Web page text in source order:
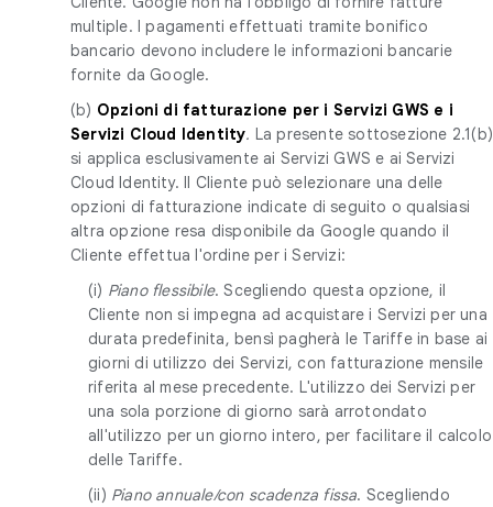
multiple. I pagamenti effettuati tramite bonifico
bancario devono includere le informazioni bancarie
fornite da Google.
(b) Opzioni di fatturazione per i Servizi GWS e i
Servizi Cloud Identity. La presente sottosezione 2.1(b)
si applica esclusivamente ai Servizi GWS e ai Servizi
Cloud Identity. Il Cliente può selezionare una delle
opzioni di fatturazione indicate di seguito o qualsiasi
altra opzione resa disponibile da Google quando il
Cliente effettua l'ordine per i Servizi:
(i) Piano flessibile. Scegliendo questa opzione, il
Cliente non si impegna ad acquistare i Servizi per una
durata predefinita, bensì pagherà le Tariffe in base ai
giorni di utilizzo dei Servizi, con fatturazione mensile
riferita al mese precedente. L'utilizzo dei Servizi per
una sola porzione di giorno sarà arrotondato
all'utilizzo per un giorno intero, per facilitare il calcolo
delle Tariffe.
(ii) Piano annuale/con scadenza fissa. Scegliendo